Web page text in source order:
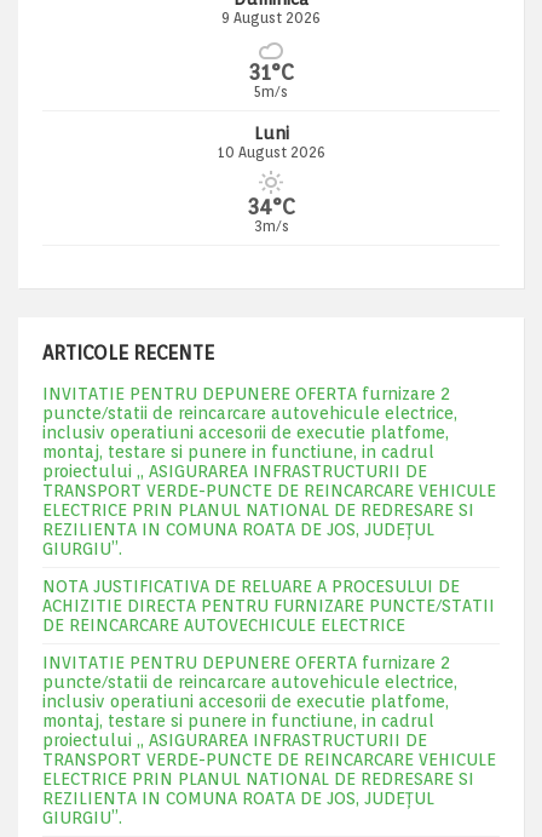
9 August 2026
31°C
5m/s
Luni
10 August 2026
34°C
3m/s
ARTICOLE RECENTE
INVITATIE PENTRU DEPUNERE OFERTA furnizare 2
puncte/statii de reincarcare autovehicule electrice,
inclusiv operatiuni accesorii de executie platfome,
montaj, testare si punere in functiune, in cadrul
proiectului „ ASIGURAREA INFRASTRUCTURII DE
TRANSPORT VERDE-PUNCTE DE REINCARCARE VEHICULE
ELECTRICE PRIN PLANUL NATIONAL DE REDRESARE SI
REZILIENTA IN COMUNA ROATA DE JOS, JUDEŢUL
GIURGIU”.
NOTA JUSTIFICATIVA DE RELUARE A PROCESULUI DE
ACHIZITIE DIRECTA PENTRU FURNIZARE PUNCTE/STATII
DE REINCARCARE AUTOVECHICULE ELECTRICE
INVITATIE PENTRU DEPUNERE OFERTA furnizare 2
puncte/statii de reincarcare autovehicule electrice,
inclusiv operatiuni accesorii de executie platfome,
montaj, testare si punere in functiune, in cadrul
proiectului „ ASIGURAREA INFRASTRUCTURII DE
TRANSPORT VERDE-PUNCTE DE REINCARCARE VEHICULE
ELECTRICE PRIN PLANUL NATIONAL DE REDRESARE SI
REZILIENTA IN COMUNA ROATA DE JOS, JUDEŢUL
GIURGIU”.